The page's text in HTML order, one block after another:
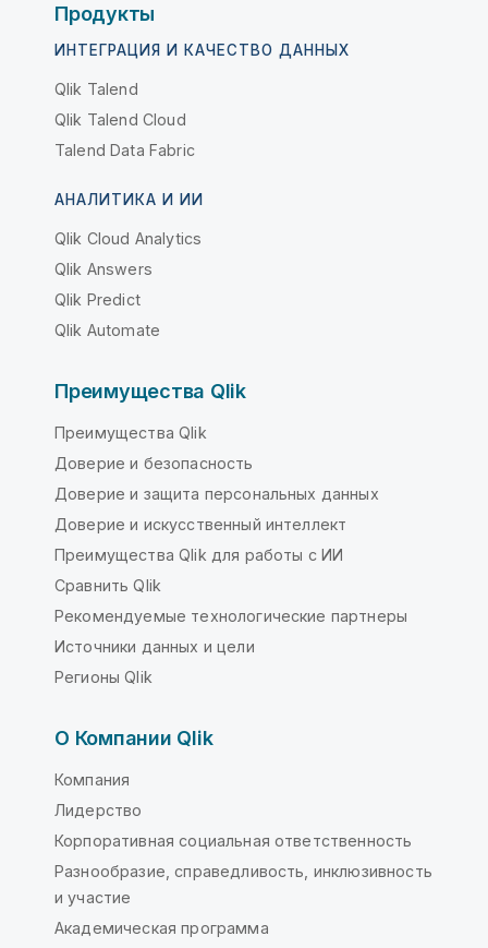
Продукты
ИНТЕГРАЦИЯ И КАЧЕСТВО ДАННЫХ
Qlik Talend
Qlik Talend Cloud
Talend Data Fabric
АНАЛИТИКА И ИИ
Qlik Cloud Analytics
Qlik Answers
Qlik Predict
Qlik Automate
Преимущества Qlik
Преимущества Qlik
Доверие и безопасность
Доверие и защита персональных данных
Доверие и искусственный интеллект
Преимущества Qlik для работы с ИИ
Сравнить Qlik
Рекомендуемые технологические партнеры
Источники данных и цели
Регионы Qlik
О Компании Qlik
Компания
Лидерство
Корпоративная социальная ответственность
Разнообразие, справедливость, инклюзивность
и участие
Академическая программа